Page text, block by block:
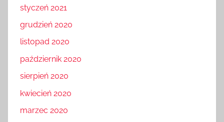
styczeń 2021
grudzień 2020
listopad 2020
październik 2020
sierpień 2020
kwiecień 2020
marzec 2020